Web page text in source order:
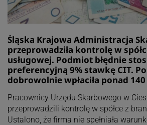
Śląska Krajowa Administracja
przeprowadziła kontrolę w
usługowej. Podmiot błędnie
preferencyjną 9% stawkę CIT.
dobrowolnie wpłaciła ponad 140
Pracownicy Urzędu Skarbowego w
przeprowadzili kontrolę w spółce z
Ustalono, że firma nie spełniała